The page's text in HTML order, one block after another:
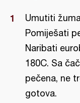
Umutiti
Pomiješati
Naribati
180C. Sa
pečena, ne
gotova.